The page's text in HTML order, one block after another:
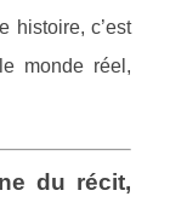
histoire, c’est
monde réel,
du récit,